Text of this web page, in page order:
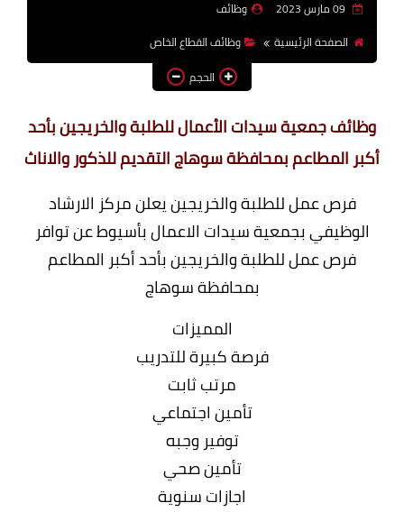
بالجامعات والمعاهد
اخبار
وظائف
الصفحة الرئيسية
وظائف القطاع الخاص
الحجم
وظائف جمعية سيدات الأعمال للطلبة والخريجين بأحد
أكبر المطاعم بمحافظة سوهاج التقديم للذكور والاناث
فرص عمل للطلبة والخريجين يعلن مركز الارشاد
الوظيفي بجمعية سيدات الاعمال بأسيوط عن توافر
فرص عمل للطلبة والخريجين بأحد أكبر المطاعم
بمحافظة سوهاج
المميزات
فرصة كبيرة للتدريب
مرتب ثابت
تأمين اجتماعي
توفير وجبه
تأمين صحي
اجازات سنوية